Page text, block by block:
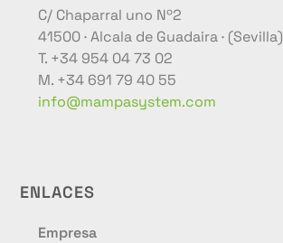
C/ Chaparral uno Nº2
41500 · Alcala de Guadaira · (Sevilla)
T. +34 954 04 73 02
M. +34 691 79 40 55
info@mampasystem.com
ENLACES
Empresa